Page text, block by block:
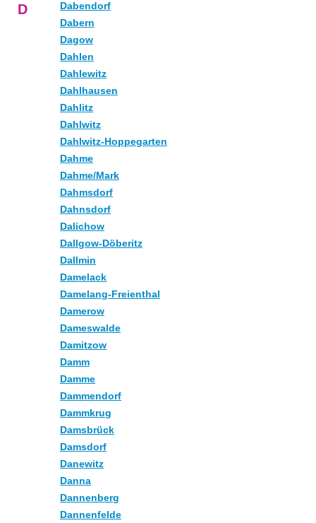
D
Dabendorf
Dabern
Dagow
Dahlen
Dahlewitz
Dahlhausen
Dahlitz
Dahlwitz
Dahlwitz-Hoppegarten
Dahme
Dahme/Mark
Dahmsdorf
Dahnsdorf
Dalichow
Dallgow-Döberitz
Dallmin
Damelack
Damelang-Freienthal
Damerow
Dameswalde
Damitzow
Damm
Damme
Dammendorf
Dammkrug
Damsbrück
Damsdorf
Danewitz
Danna
Dannenberg
Dannenfelde